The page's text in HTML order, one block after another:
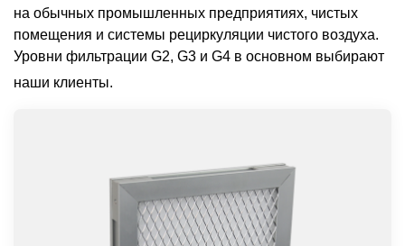
на обычных промышленных предприятиях, чистых
помещения и системы рециркуляции чистого воздуха.
Уровни фильтрации G2, G3 и G4 в основном выбирают
наши клиенты.